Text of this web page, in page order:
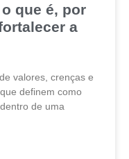
que é, por
a
valores, crenças e
definem como
de uma